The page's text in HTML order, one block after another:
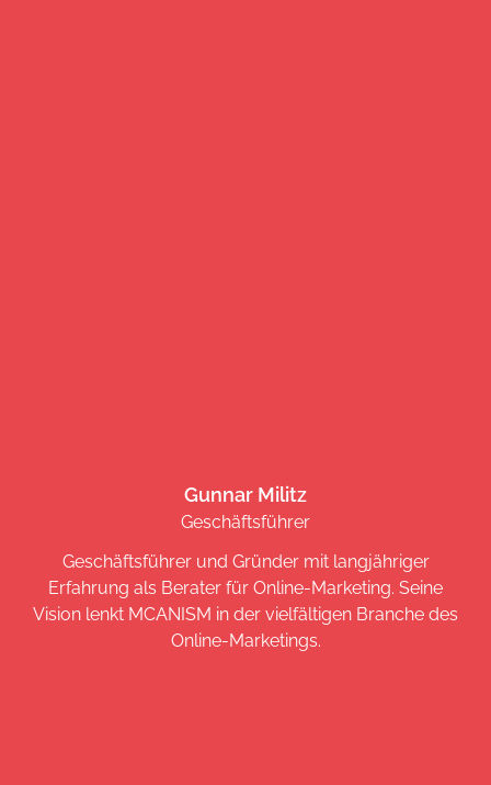
Gunnar Militz
Geschäftsführer
Geschäftsführer und Gründer mit langjähriger
Erfahrung als Berater für Online-Marketing. Seine
Vision lenkt MCANISM in der vielfältigen Branche des
Online-Marketings.